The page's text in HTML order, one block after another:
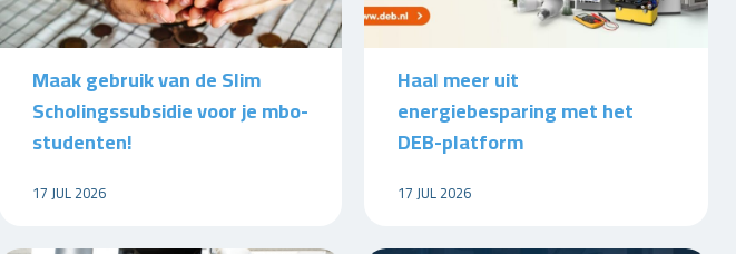
Maak gebruik van de Slim
Scholingssubsidie voor je mbo-
studenten!
17 JUL 2026
Haal meer uit
energiebesparing met het
DEB-platform
17 JUL 2026